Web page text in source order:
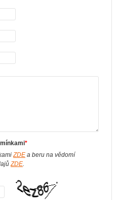
*
ZDE a beru na vědomí
ZDE.